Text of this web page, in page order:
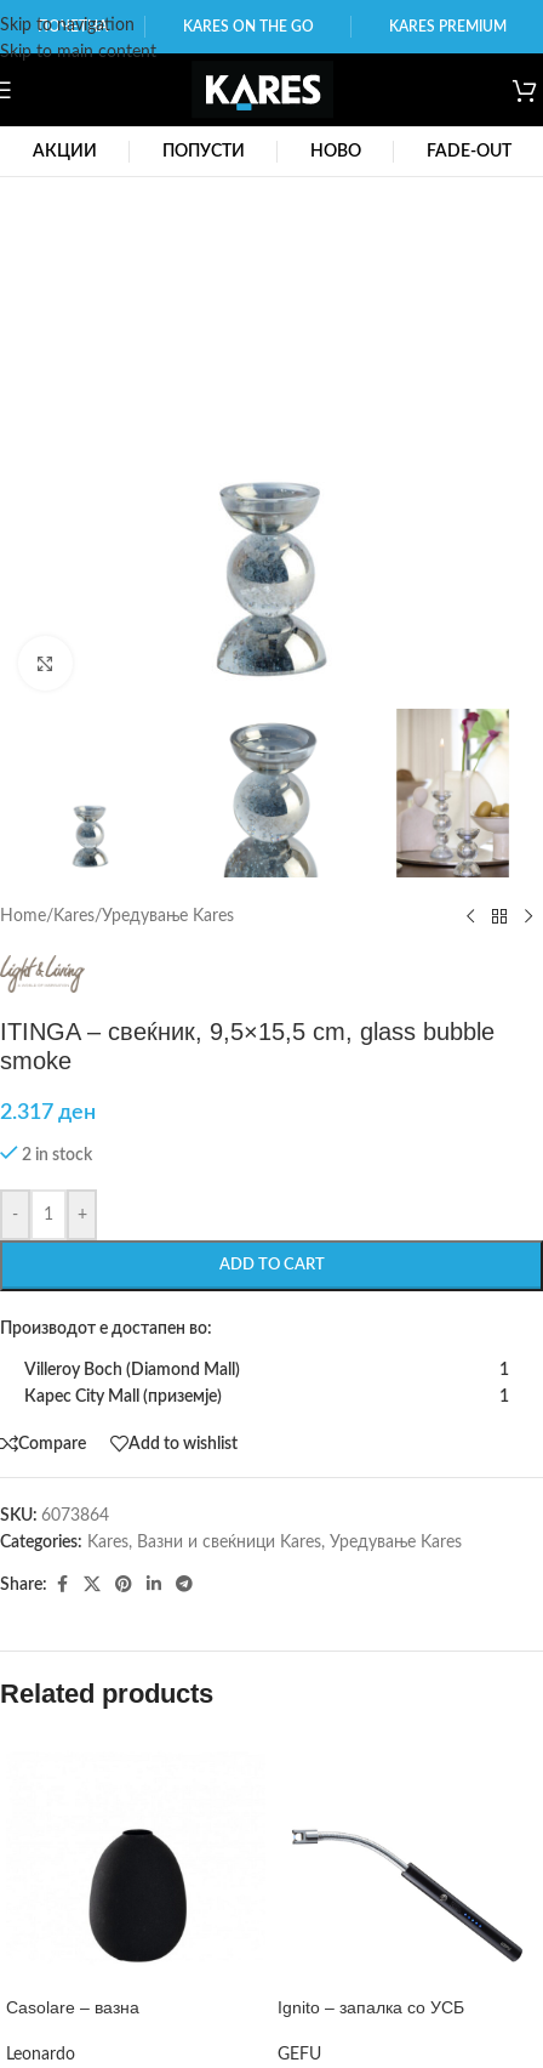
Skip to navigation
Skip to main content
ПОЧЕТНА KARES ON THE GO KARES PREMIUM
АКЦИИ ПОПУСТИ НОВО FADE-OUT
Home/ Kares/Уредување Kares
ITINGA – свеќник, 9,5×15,5 cm, glass bubble
smoke
2.317 ден
2 in stock
- +
ADD TO CART
Производот е достапен во:
Villeroy Boch (Diamond Mall)
1
Карес City Mall (приземје)
1
Compare Add to wishlist
SKU: 6073864
Categories: Kares, Вазни и свеќници Kares, Уредување Kares
Share:
Related products
Casolare – вазна
Leonardo
Ignito – запалка со УСБ
GEFU